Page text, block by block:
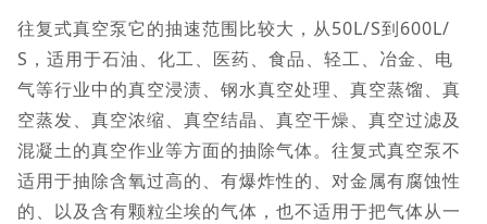
往复式真空泵它的抽速范围比较大，从50L/S到600L/
S，适用于石油、化工、医药、食品、轻工、冶金、电
气等行业中的真空浸渍、钢水真空处理、真空蒸馏、真
空蒸发、真空浓缩、真空结晶、真空干燥、真空过滤及
混凝土的真空作业等方面的抽除气体。往复式真空泵不
适用于抽除含氧过高的、有爆炸性的、对金属有腐蚀性
的、以及含有颗粒尘埃的气体，也不适用于把气体从一